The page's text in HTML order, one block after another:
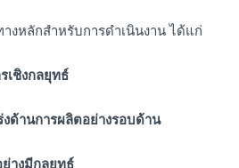
งหลักสำหรับการดำเนินงาน ได้แก่
เชิงกลยุทธ์
ด้านการผลิตอย่างรอบด้าน
างมีกลยุทธ์